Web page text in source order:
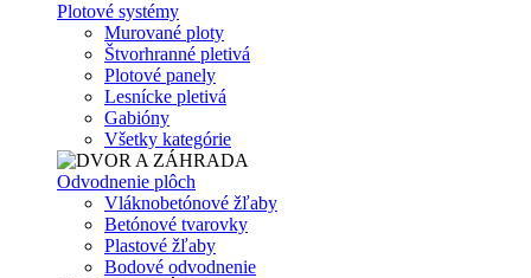
Plotové systémy
Murované ploty
Štvorhranné pletivá
Plotové panely
Lesnícke pletivá
Gabióny
Všetky kategórie
Odvodnenie plôch
Vláknobetónové žľaby
Betónové tvarovky
Plastové žľaby
Bodové odvodnenie